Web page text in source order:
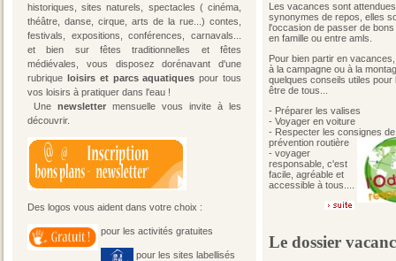
historiques, sites naturels, spectacles ( cinéma,
théâtre, danse, cirque, arts de la rue...) contes,
festivals, expositions, conférences, carnavals...
et bien sur fêtes traditionnelles et fêtes
médiévales, vous disposez dorénavant d'une
rubrique loisirs et parcs aquatiques pour tous
vos loisirs à pratiquer dans l'eau !
Une newsletter mensuelle vous invite à les
découvrir.
Des logos vous aident dans votre choix :
pour les activités gratuites
pour les sites labellisés
Les vacances sont
synonymes de repos, elles
l'occasion de passer de
en famille ou entre amls.
Pour bien partir en
à la campagne ou à la
quelques conseils utiles pour
être de tous...
- Préparer les valises
- Voyager en voiture
- Respecter les consignes
prévention routière
- voyager
responsable, c'est
facile, agréable et
accessible à tous....
Le dossier